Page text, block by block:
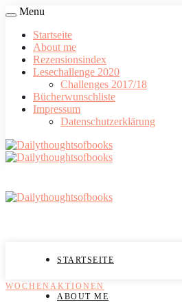
Menu
Startseite
About me
Rezensionsindex
Lesechallenge 2020
Challenges 2017/18
Bücherwunschliste
Impressum
Datenschutzerklärung
STARTSEITE
ABOUT ME
WOCHENAKTIONEN